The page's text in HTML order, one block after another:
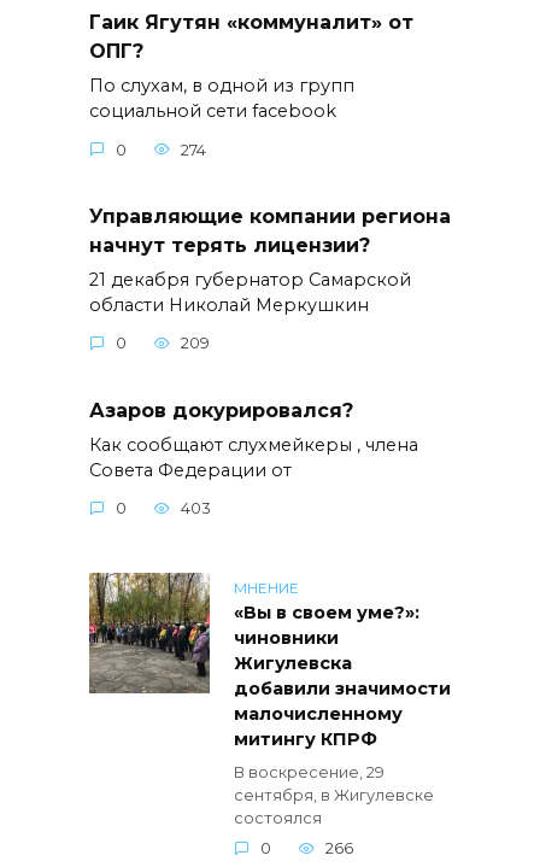
Гаик Ягутян «коммуналит» от
ОПГ?
По слухам, в одной из групп
социальной сети facebook
0 274
Управляющие компании региона
начнут терять лицензии?
21 декабря губернатор Самарской
области Николай Меркушкин
0 209
Азаров докурировался?
Как сообщают слухмейкеры , члена
Совета Федерации от
0 403
МНЕНИЕ
«Вы в своем уме?»:
чиновники
Жигулевска
добавили значимости
малочисленному
митингу КПРФ
В воскресение, 29
сентября, в Жигулевске
состоялся
0
266